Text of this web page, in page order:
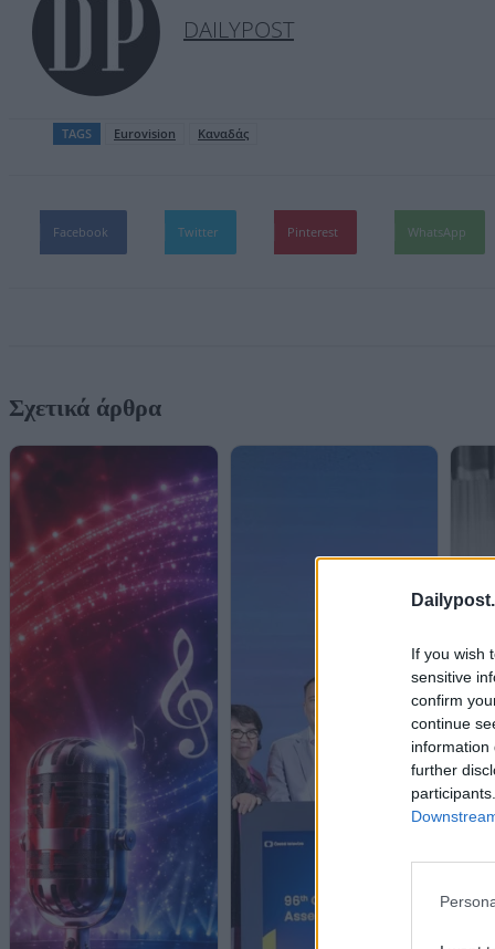
If you wish
sensitive
confirm
continue
information
further
DAILYPOST
TAGS Eurovision Καναδάς
Facebook Twitter Pinterest WhatsApp
Σχετικά άρθρα